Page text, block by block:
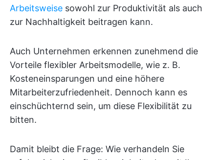
Arbeitsweise sowohl zur Produktivität als auch
zur Nachhaltigkeit beitragen kann.
Auch Unternehmen erkennen zunehmend die
Vorteile flexibler Arbeitsmodelle, wie z. B.
Kosteneinsparungen und eine höhere
Mitarbeiterzufriedenheit. Dennoch kann es
einschüchternd sein, um diese Flexibilität zu
bitten.
Damit bleibt die Frage: Wie verhandeln Sie